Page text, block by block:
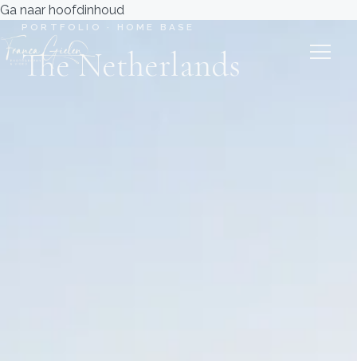
Ga naar hoofdinhoud
PORTFOLIO · HOME BASE
The Netherlands